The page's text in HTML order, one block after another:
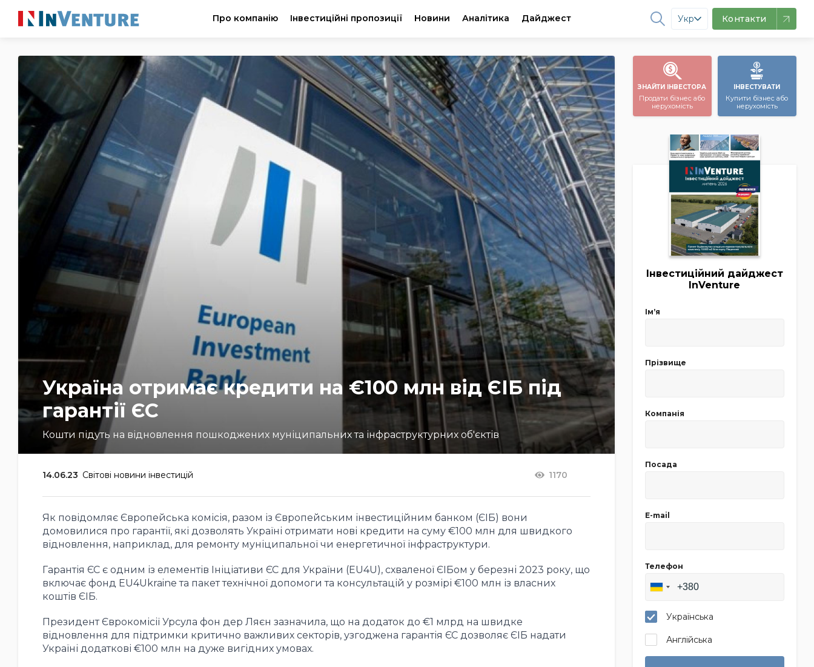
Про компанію Інвестиційні пропозиції Новини Аналітика Дайджест Укр Контакти
Україна отримає кредити на €100 млн від ЄІБ під
гарантії ЄС
Кошти підуть на відновлення пошкоджених муніципальних та інфраструктурних об'єктів
14.06.23 Світові новини інвестицій 1170
Як повідомляє Європейська комісія, разом із Європейським інвестиційним банком (ЄІБ) вони
домовилися про гарантії, які дозволять Україні отримати нові кредити на суму €100 млн для швидкого
відновлення, наприклад, для ремонту муніципальної чи енергетичної інфраструктури.
Гарантія ЄС є одним із елементів Ініціативи ЄС для України (EU4U), схваленої ЄІБом у березні 2023 року, що
включає фонд EU4Ukraine та пакет технічної допомоги та консультацій у розмірі €100 млн із власних
коштів ЄІБ.
Президент Єврокомісії Урсула фон дер Ляєн зазначила, що на додаток до €1 млрд на швидке
відновлення для підтримки критично важливих секторів, узгоджена гарантія ЄС дозволяє ЄІБ надати
Україні додаткові €100 млн на дуже вигідних умовах.
ЗНАЙТИ ІНВЕСТОРА
Продати бізнес або
нерухомість
ІНВЕСТУВАТИ
Купити бізнес або
нерухомість
Інвестиційний дайджест
InVenture
Імʼя
Прізвище
Компанія
Посада
E-mail
Телефон
Українська
Англійська